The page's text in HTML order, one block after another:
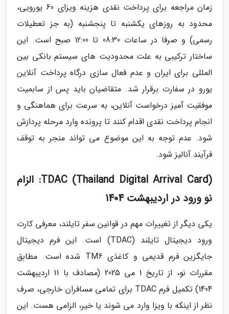
زمان مراجعه برای پرداخت نقدی هزینه ویزای 60 یورویی،
محدود به روزهای یکشنبه تا پنجشنبه (به جز تعطیلات
رسمی) و صرفا در ساعات 08:30 تا 12:00 صبح است. این
ساختار ترکیبی به علت محدودیت های سیستم بانکی بین
المللی برای ایران و عدم فعال سازی درگاه پرداخت آنلاین
یورو در سفارت برقرار شد. متقاضیان باید پس از سابمیت
موفقیت آمیز درخواست آنلاین، به سرعت برای هماهنگی و
انجام پرداخت نقدی اقدام کنند تا پرونده وارد مرحله پردازش
شود. عدم توجه به این موضوع می تواند منجر به توقف
فرآیند آنالیز شود.
TDAC (Thailand Digital Arrival Card): الزام
نو ورود در اردیبهشت 1404
یکی دیگر از تغییرات مهم در قوانین سفر تایلند، معرفی کارت
ورود دیجیتال تایلند (TDAC) است. این فرم دیجیتال
جایگزین فرم قدیمی و کاغذی TM6 شده است. مطابق
مقررات نو، از تاریخ 1 می 2025 (مصادف با 11 اردیبهشت
1404) تکمیل فرم TDAC برای تمامی مسافران خارجی، صرف
نظر از اینکه با ویزا وارد می شوند یا خیر، الزامی هست. این